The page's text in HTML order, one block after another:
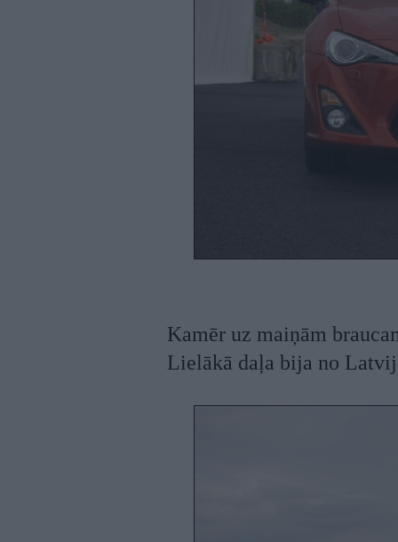
Kamēr uz maiņām
Lielākā daļa bija no